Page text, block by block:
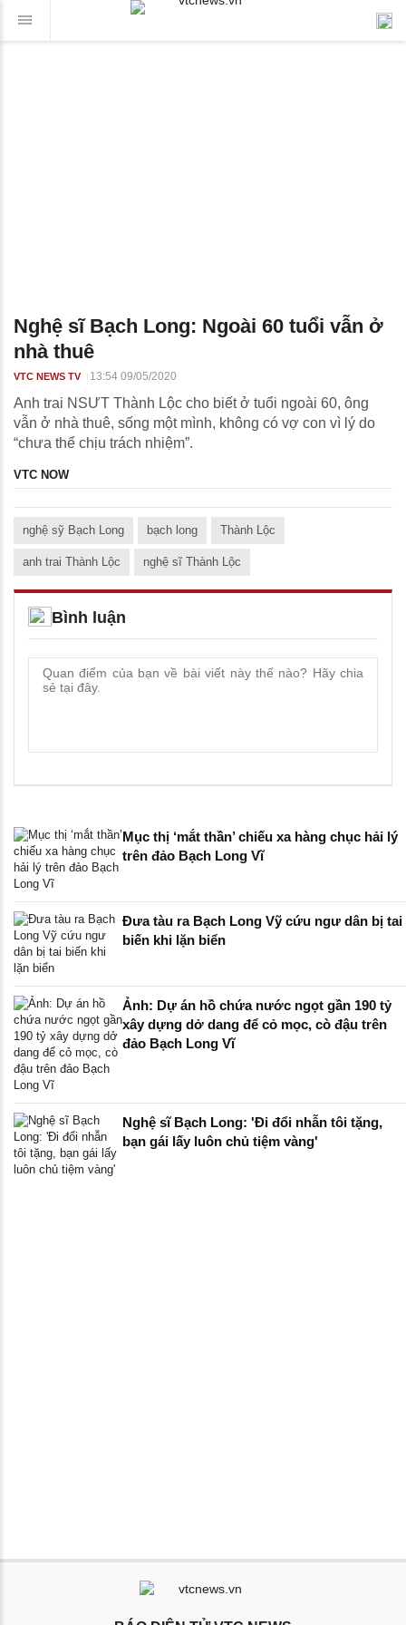
Nghệ sĩ Bạch Long: Ngoài 60 tuổi vẫn ở
nhà thuê
VTC NEWS TV 13:54 09/05/2020
Anh trai NSƯT Thành Lộc cho biết ở tuổi ngoài 60, ông
vẫn ở nhà thuê, sống một mình, không có vợ con vì lý do
“chưa thể chịu trách nhiệm”.
VTC NOW
nghệ sỹ Bạch Long bạch long Thành Lộc
anh trai Thành Lộc nghệ sĩ Thành Lộc
Bình luận
Mục thị ‘mắt thần’ chiếu xa hàng chục hải lý
trên đảo Bạch Long Vĩ
Đưa tàu ra Bạch Long Vỹ cứu ngư dân bị tai
biến khi lặn biển
Ảnh: Dự án hồ chứa nước ngọt gần 190 tỷ
xây dựng dở dang để cỏ mọc, cò đậu trên
đảo Bạch Long Vĩ
Nghệ sĩ Bạch Long: 'Đi đổi nhẫn tôi tặng,
bạn gái lấy luôn chủ tiệm vàng'